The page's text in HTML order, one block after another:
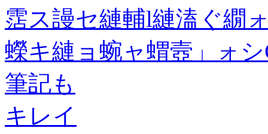
霑ス謾セ縺輔l縺溘ぐ繝
蠑キ縺ョ蜿ャ蝟壼」ォ
筆記も
キレイ